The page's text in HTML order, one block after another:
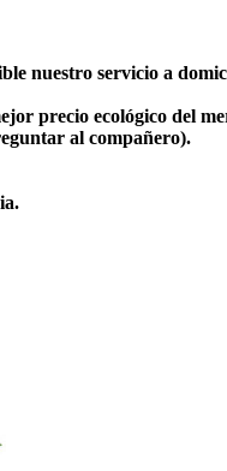
nuestro servicio a
precio ecológico del
al compañero).